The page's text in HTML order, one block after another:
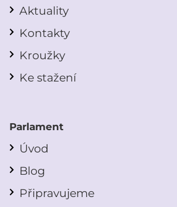
Aktuality
Kontakty
Kroužky
Ke stažení
Parlament
Úvod
Blog
Připravujeme